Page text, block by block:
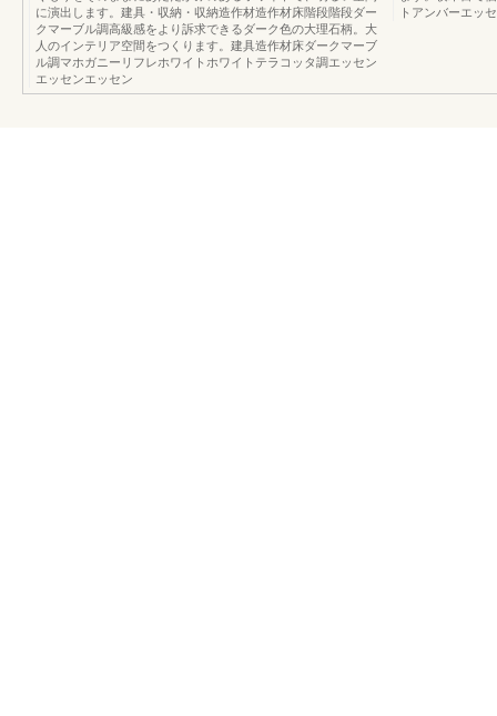
に演出します。建具・収納・収納造作材造作材床階段階段ダー
クマーブル調高級感をより訴求できるダーク色の大理石柄。大
人のインテリア空間をつくります。建具造作材床ダークマーブ
ル調マホガニーリフレホワイトホワイトテラコッタ調エッセン
エッセンエッセン
トアンバーエッ